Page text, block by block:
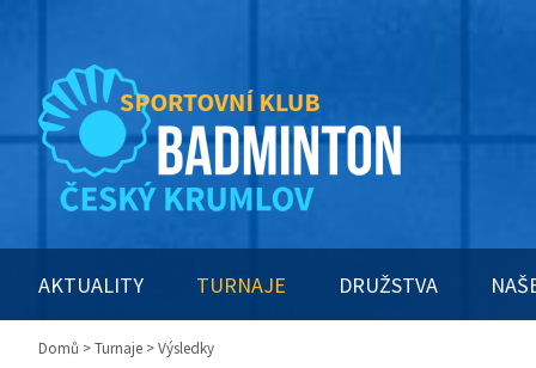
AKTUALITY TURNAJE DRUŽSTVA
Domů >Turnaje > Výsledky